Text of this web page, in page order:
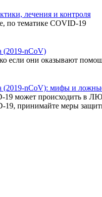
лечения и контроля
по тематике COVID-19
(2019-nCoV)
если они оказывают
(2019-nCoV): мифы и
может
принимайте меры